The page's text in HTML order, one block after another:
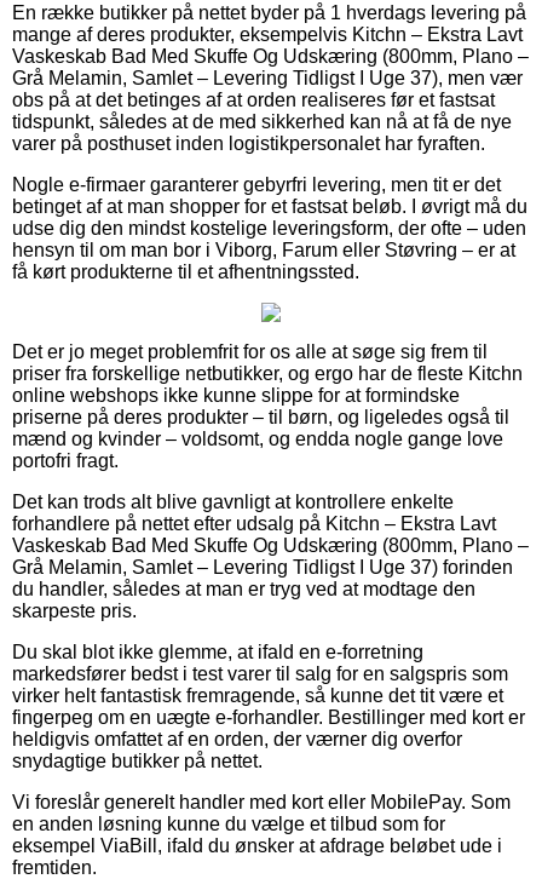
En række butikker på nettet byder på 1 hverdags levering på
mange af deres produkter, eksempelvis Kitchn – Ekstra Lavt
Vaskeskab Bad Med Skuffe Og Udskæring (800mm, Plano –
Grå Melamin, Samlet – Levering Tidligst I Uge 37), men vær
obs på at det betinges af at orden realiseres før et fastsat
tidspunkt, således at de med sikkerhed kan nå at få de nye
varer på posthuset inden logistikpersonalet har fyraften.
Nogle e-firmaer garanterer gebyrfri levering, men tit er det
betinget af at man shopper for et fastsat beløb. I øvrigt må du
udse dig den mindst kostelige leveringsform, der ofte – uden
hensyn til om man bor i Viborg, Farum eller Støvring – er at
få kørt produkterne til et afhentningssted.
Det er jo meget problemfrit for os alle at søge sig frem til
priser fra forskellige netbutikker, og ergo har de fleste Kitchn
online webshops ikke kunne slippe for at formindske
priserne på deres produkter – til børn, og ligeledes også til
mænd og kvinder – voldsomt, og endda nogle gange love
portofri fragt.
Det kan trods alt blive gavnligt at kontrollere enkelte
forhandlere på nettet efter udsalg på Kitchn – Ekstra Lavt
Vaskeskab Bad Med Skuffe Og Udskæring (800mm, Plano –
Grå Melamin, Samlet – Levering Tidligst I Uge 37) forinden
du handler, således at man er tryg ved at modtage den
skarpeste pris.
Du skal blot ikke glemme, at ifald en e-forretning
markedsfører bedst i test varer til salg for en salgspris som
virker helt fantastisk fremragende, så kunne det tit være et
fingerpeg om en uægte e-forhandler. Bestillinger med kort er
heldigvis omfattet af en orden, der værner dig overfor
snydagtige butikker på nettet.
Vi foreslår generelt handler med kort eller MobilePay. Som
en anden løsning kunne du vælge et tilbud som for
eksempel ViaBill, ifald du ønsker at afdrage beløbet ude i
fremtiden.